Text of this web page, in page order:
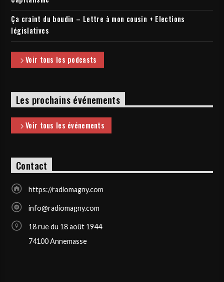
Ça craint du boudin – Lettre à mon cousin + Elections
législatives
Voir tous les podcasts
Les prochains événements
Voir tous les événements
Contact
https://radiomagny.com
info@radiomagny.com
18 rue du 18 août 1944
74100 Annemasse